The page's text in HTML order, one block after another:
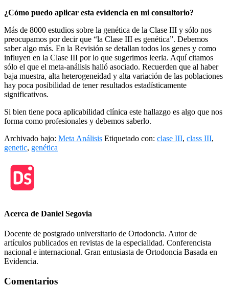
¿Cómo puedo aplicar esta evidencia en mi consultorio?
Más de 8000 estudios sobre la genética de la Clase III y sólo nos
preocupamos por decir que “la Clase III es genética”. Debemos
saber algo más. En la Revisión se detallan todos los genes y como
influyen en la Clase III por lo que sugerimos leerla. Aquí citamos
sólo el que el meta-análisis halló asociado. Recuerden que al haber
baja muestra, alta heterogeneidad y alta variación de las poblaciones
hay poca posibilidad de tener resultados estadísticamente
significativos.
Si bien tiene poca aplicabilidad clínica este hallazgo es algo que nos
forma como profesionales y debemos saberlo.
Archivado bajo: Meta Análisis Etiquetado con: clase III, class III,
genetic, genética
Acerca de Daniel Segovia
Docente de postgrado universitario de Ortodoncia. Autor de
artículos publicados en revistas de la especialidad. Conferencista
nacional e internacional. Gran entusiasta de Ortodoncia Basada en
Evidencia.
Interacciones
Comentarios